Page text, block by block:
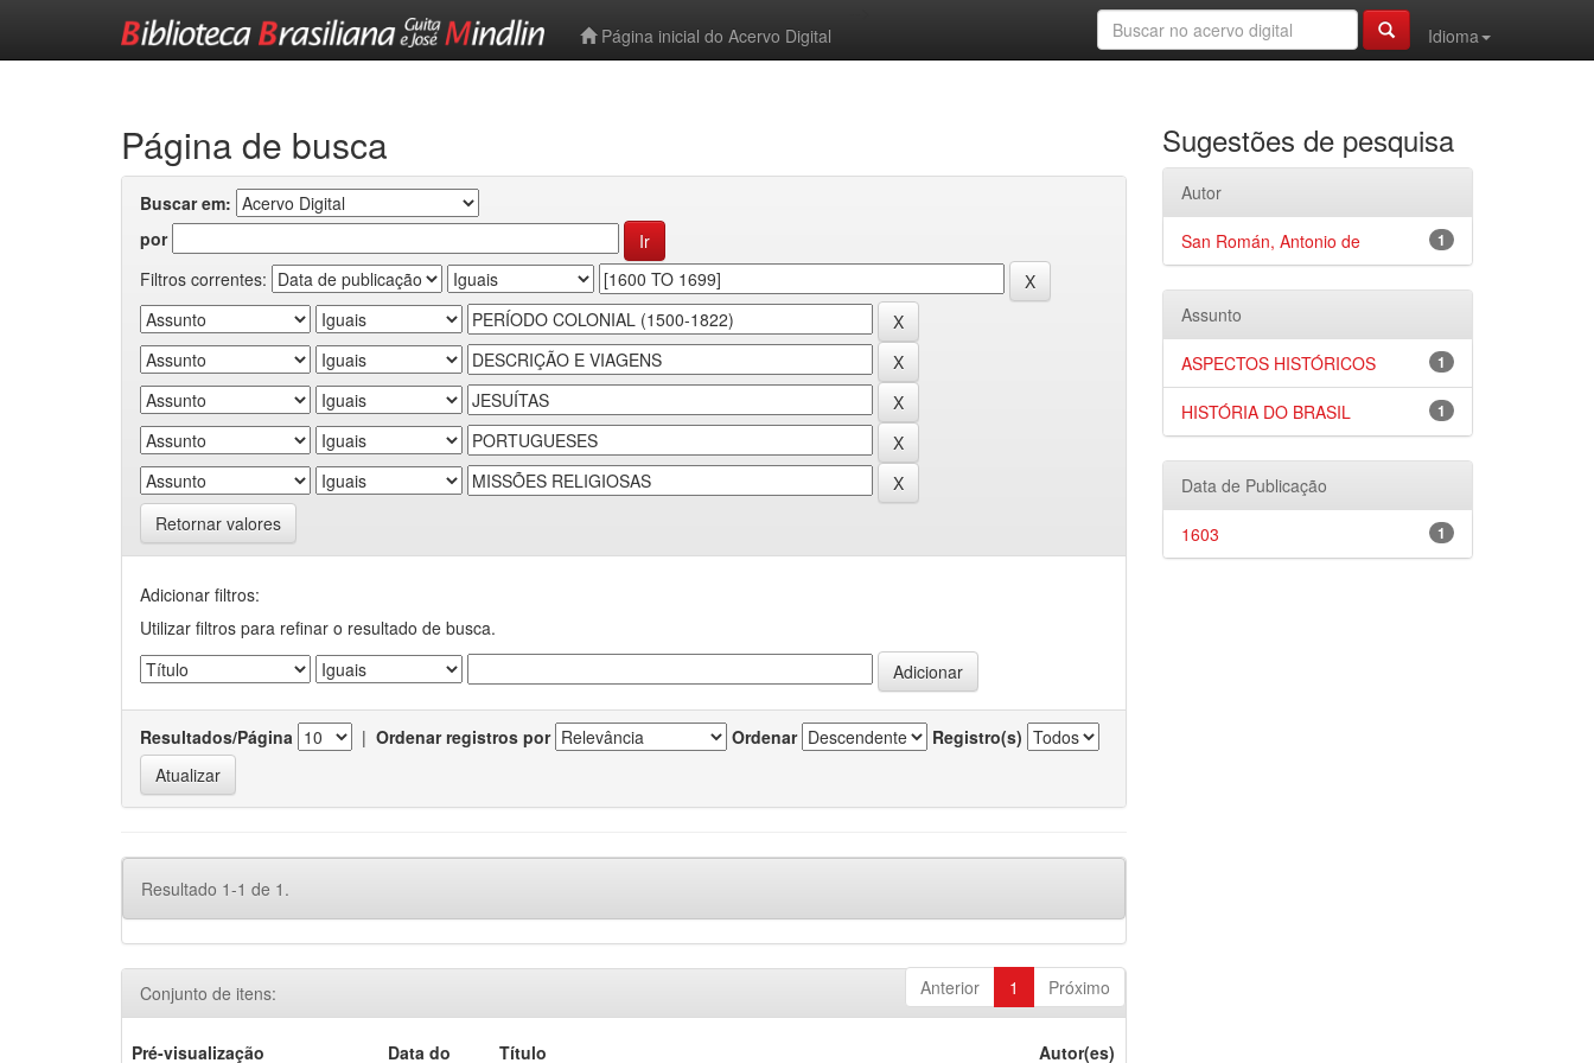
Página inicial do Acervo Digital
Idioma
Página de busca
Buscar em:
por
Filtros correntes:
Retornar valores
Adicionar filtros:
Utilizar filtros para refinar o resultado de busca.
Resultados/Página | Ordenar registros por Ordenar Registro(s)
Resultado 1-1 de 1.
Anterior 1 Próximo
Conjunto de itens:
Pré-visualização
Data do
Título Autor(es)
Sugestões de pesquisa
Autor
1
San Román, Antonio de
Assunto
1
ASPECTOS HISTÓRICOS
1
HISTÓRIA DO BRASIL
Data de Publicação
1
1603